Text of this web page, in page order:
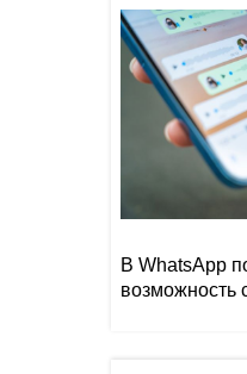
В WhatsApp
возможность